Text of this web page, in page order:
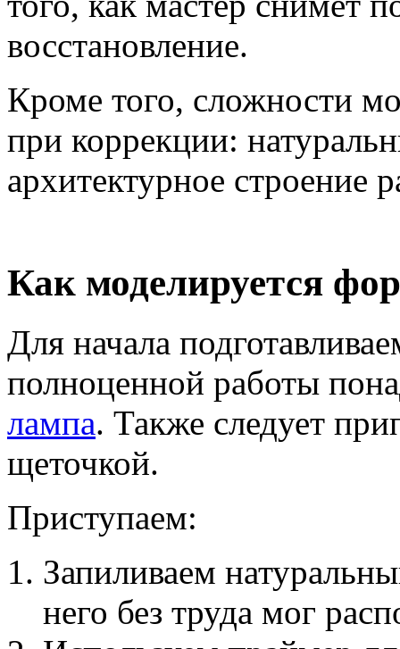
восстановление.
Кроме того, сложности
при коррекции:
архитектурное строение
Как моделируется
Для начала
полноценной работы
лампа. Также следует
щеточкой.
Приступаем:
Запиливаем
него без труда мог